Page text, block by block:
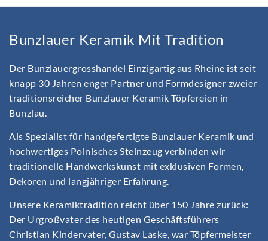
Bunzlauer Keramik Mit Tradition
Der Bunzlauergrosshandel Einzigartig aus Rheine ist seit
knapp 30 Jahren enger Partner und Formdesigner zweier
traditionsreicher Bunzlauer Keramik Töpfereien in
Bunzlau.
Als Spezialist für handgefertigte Bunzlauer Keramik und
hochwertiges Polnisches Steinzeug verbinden wir
traditionelle Handwerkskunst mit exklusiven Formen,
Dekoren und langjähriger Erfahrung.
Unsere Keramiktradition reicht über 150 Jahre zurück:
Der Urgroßvater des heutigen Geschäftsführers
Christian Kindervater, Gustav Laske, war Töpfermeister